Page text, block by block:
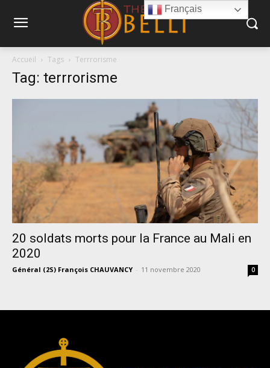
Accueil Tags Terrrorisme
Tag: terrrorisme
20 soldats morts pour la France au Mali en
2020
Général (2S) François CHAUVANCY - 11 novembre 2020 0
Français